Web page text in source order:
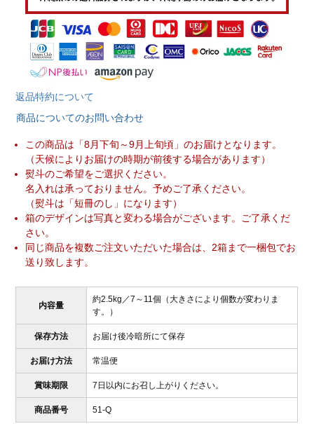
返品特約について
商品についてのお問い合わせ
この商品は「8月下旬～9月上旬頃」のお届けとなります。
（天候によりお届けの時期が前後する場合があります）
熨斗のご希望をご選択ください。
名入れは承っておりません。予めご了承ください。
（熨斗は「短冊のし」になります）
箱のデザインは写真と変わる場合がございます。ご了承くだ
さい。
同じ商品を複数ご注文いただいた場合は、2箱まで一梱包でお
送り致します。
内容量
約2.5kg／7～11個（大きさにより個数が変わりま
す。）
保存方法 お届け後冷暗所にて保存
お届け方法 常温便
賞味期限 7日以内にお召し上がりください。
商品番号 51-Q